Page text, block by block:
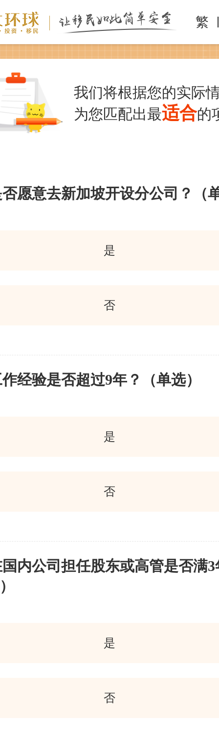
繁
我们将根据您的实际
为您匹配出最适合的
愿意去新加坡开设分公司？（
是
否
经验是否超过9年？（单选）
是
否
内公司担任股东或高管是否满3
是
否